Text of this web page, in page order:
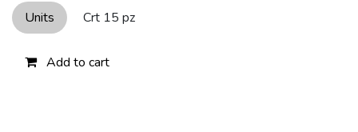
Units Crt 15 pz
Add to cart